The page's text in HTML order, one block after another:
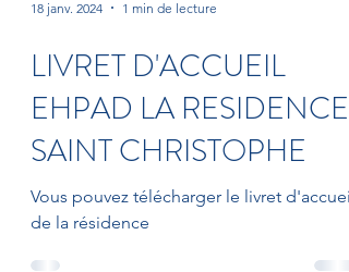
18 janv. 2024 1 min de lecture
LIVRET D'ACCUEIL
EHPAD LA RESIDENCE
SAINT CHRISTOPHE